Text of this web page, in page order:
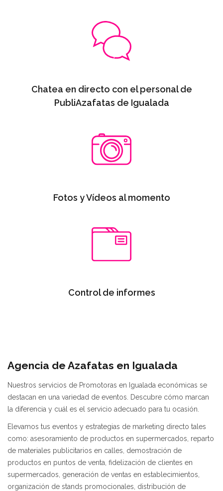
Chatea en directo con el personal de
PubliAzafatas de Igualada
Fotos y Vídeos al momento
Control de informes
Agencia de Azafatas en Igualada
Nuestros servicios de Promotoras en Igualada económicas se
destacan en una variedad de eventos. Descubre cómo marcan
la diferencia y cuál es el servicio adecuado para tu ocasión.
Elevamos tus eventos y estrategias de marketing directo tales
como: asesoramiento de productos en supermercados, reparto
de materiales publicitarios en calles, demostración de
productos en puntos de venta, fidelización de clientes en
supermercados, generación de ventas en establecimientos,
organización de stands promocionales, distribución de